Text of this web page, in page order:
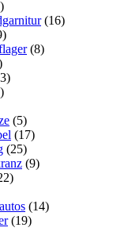
(16)
(8)
(5)
(17)
(25)
(9)
(14)
(19)